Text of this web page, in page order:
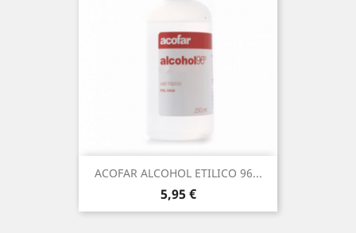
ACOFAR ALCOHOL ETILICO 96...
Precio
5,95 €